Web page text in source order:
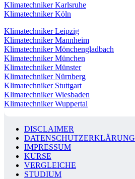
Klimatechniker Karlsruhe
Klimatechniker Köln
Klimatechniker Leipzig
Klimatechniker Mannheim
Klimatechniker Mönchengladbach
Klimatechniker München
Klimatechniker Münster
Klimatechniker Nürnberg
Klimatechniker Stuttgart
Klimatechniker Wiesbaden
Klimatechniker Wuppertal
DISCLAIMER
DATENSCHUTZERKLÄRUNG
IMPRESSUM
KURSE
VERGLEICHE
STUDIUM